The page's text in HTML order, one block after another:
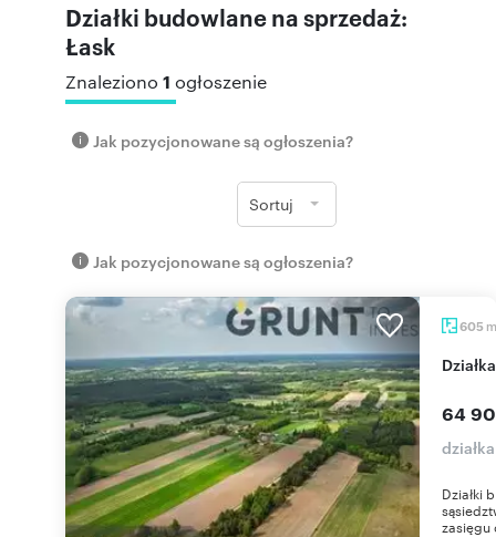
Działki budowlane na sprzedaż:
Łask
Znaleziono 1 ogłoszenie
Jak pozycjonowane są ogłoszenia?
Sortuj
Jak pozycjonowane są ogłoszenia?
605 m
64
Działki
zasięgu